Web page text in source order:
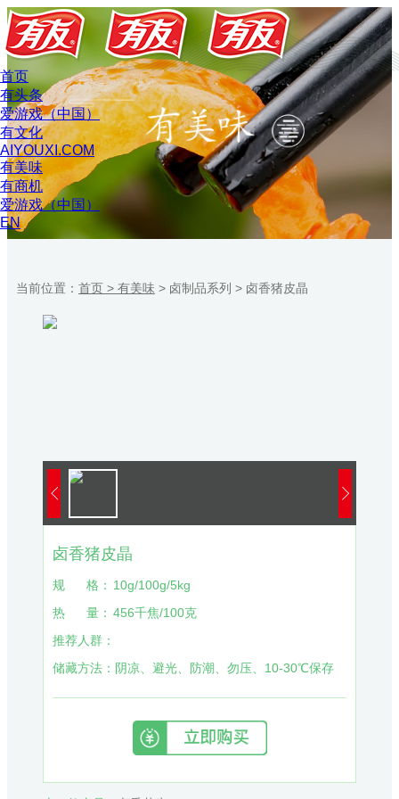
首页
有头条
爱游戏（中国）
有文化
AIYOUXI.COM
有美味
有商机
爱游戏（中国）
EN
当前位置： 首页 > 有美味 > 卤制品系列 > 卤香猪皮晶
卤香猪皮晶
规 格： 10g/100g/5kg
热
量： 456千焦/100克
推荐人群：
储藏方法： 阴凉、避光、防潮、勿压、10-30℃保存